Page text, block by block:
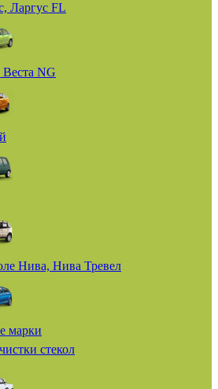
Ларгус FL
Веста NG
Нива, Нива Тревел
марки
стекол